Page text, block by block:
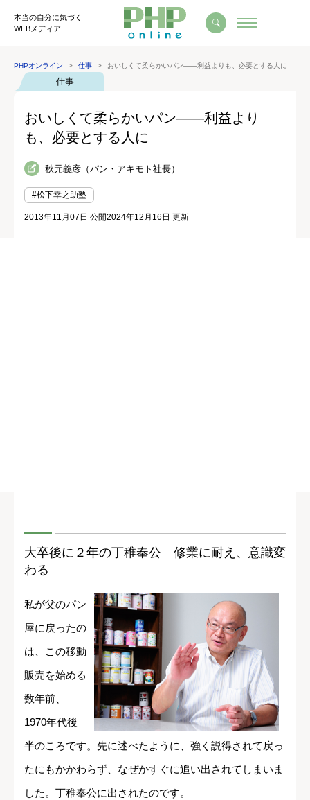
本当の自分に気づく
WEBメディア
PHPオンライン 仕事 おいしくて柔らかいパン――利益よりも、必要とする人に
仕事
おいしくて柔らかいパン――利益より
も、必要とする人に
秋元義彦（パン・アキモト社長）
#松下幸之助塾
2013年11月07日 公開2024年12月16日 更新
大卒後に２年の丁稚奉公 修業に耐え、意識変
わる
私が父のパン
屋に戻ったの
は、この移動
販売を始める
数年前、
1970年代後
半のころです。先に述べたように、強く説得されて戻っ
たにもかかわらず、なぜかすぐに追い出されてしまいま
した。丁稚奉公に出されたのです。